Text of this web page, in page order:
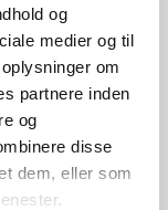
og
medier og til
om
partnere inden
og
disse
dem, eller som